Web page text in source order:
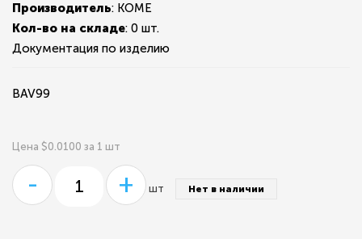
Производитель: KOME
Кол-во на складе: 0 шт.
Документация по изделию
BAV99
Цена $0.0100 за 1 шт
- + шт Нет в наличии